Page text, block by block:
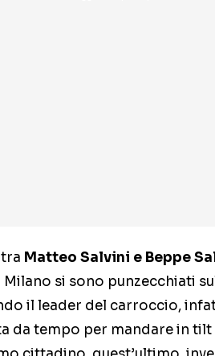
Matteo Salvini e Beppe
si sono punzecchiati
il leader del carroccio,
da tempo per mandare in